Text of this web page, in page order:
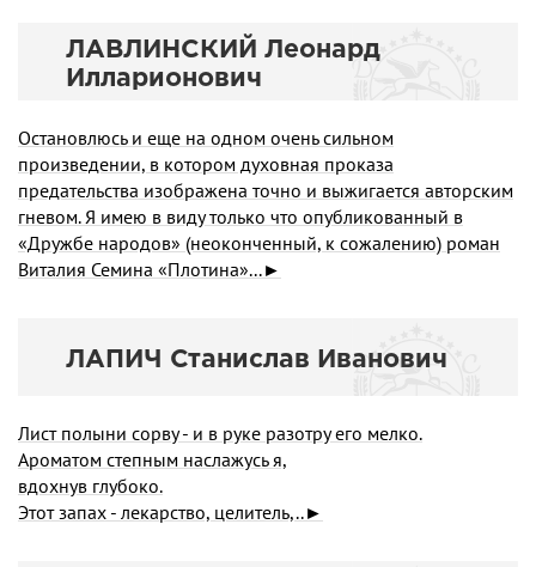
ЛАВЛИHСКИЙ Леонаpд
Иллаpионович
Остановлюсь и еще на одном очень сильном
произведении, в котором духовная проказа
предательства изображена точно и выжигается авторским
гневом. Я имею в виду только что опубликованный в
«Дружбе народов» (неоконченный, к сожалению) роман
Виталия Семина «Плотина»...►
ЛАПИЧ Станислав Иванович
Лист полыни сорву - и в руке разотру его мелко.
Ароматом степным наслажусь я,
вдохнув глубоко.
Этот запах - лекарство, целитель,..►